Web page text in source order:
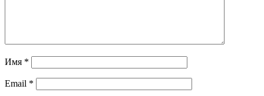
Имя *
Email *